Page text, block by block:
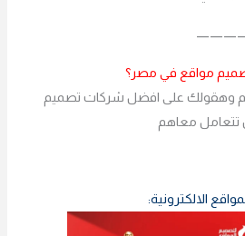
مهم وهقولك على افضل شركات تصميم
تتعامل معاهم